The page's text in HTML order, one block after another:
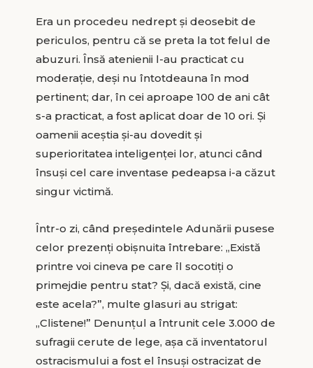
Era un procedeu nedrept şi deosebit de
periculos, pentru că se preta la tot felul de
abuzuri. Însă atenienii l-au practicat cu
moderaţie, deşi nu întotdeauna în mod
pertinent; dar, în cei aproape 100 de ani cât
s-a practicat, a fost aplicat doar de 10 ori. Şi
oamenii aceştia şi-au dovedit şi
superioritatea inteligenţei lor, atunci când
însuşi cel care inventase pedeapsa i-a căzut
singur victimă.
Într-o zi, când preşedintele Adunării pusese
celor prezenţi obişnuita întrebare: „Există
printre voi cineva pe care îl socotiţi o
primejdie pentru stat? Şi, dacă există, cine
este acela?”, multe glasuri au strigat:
„Clistene!” Denunţul a întrunit cele 3.000 de
sufragii cerute de lege, aşa că inventatorul
ostracismului a fost el însuşi ostracizat de